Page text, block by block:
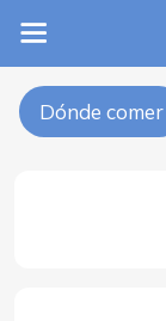
Dónde comer